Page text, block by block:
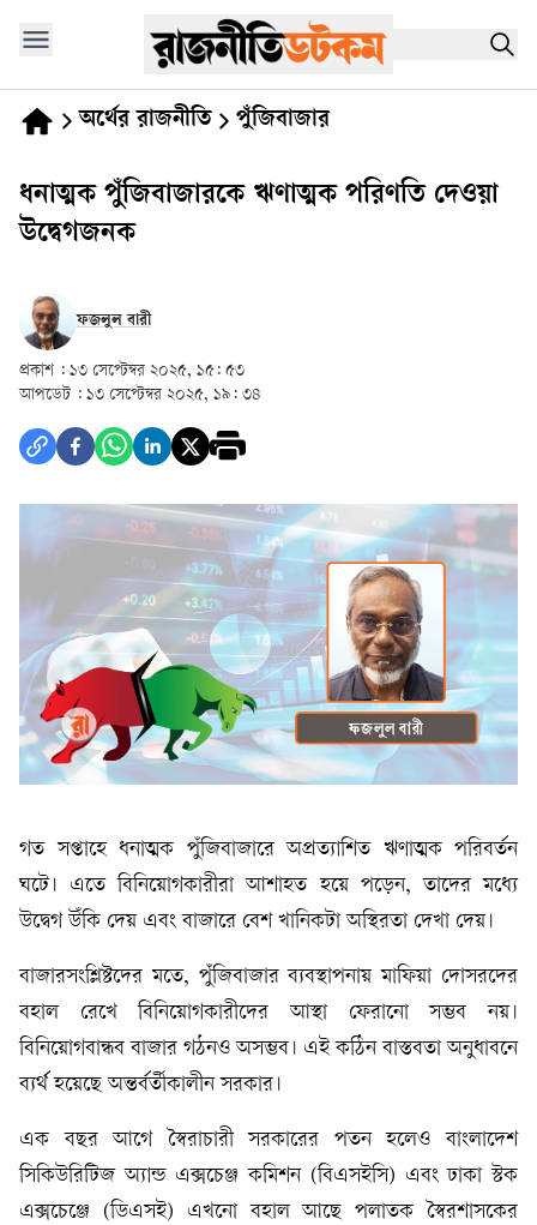
অর্থের রাজনীতি পুঁজিবাজার
ধনাত্মক পুঁজিবাজারকে ঋণাত্মক পরিণতি দেওয়া
উদ্বেগজনক
ফজলুল বারী
প্রকাশ : ১৩ সেপ্টেম্বর ২০২৫, ১৫: ৫৩
আপডেট : ১৩ সেপ্টেম্বর ২০২৫, ১৯: ৩৪
গত সপ্তাহে ধনাত্মক পুঁজিবাজারে অপ্রত্যাশিত ঋণাত্মক পরিবর্তন
ঘটে। এতে বিনিয়োগকারীরা আশাহত হয়ে পড়েন, তাদের মধ্যে
উদ্বেগ উঁকি দেয় এবং বাজারে বেশ খানিকটা অস্থিরতা দেখা দেয়।
বাজারসংশ্লিষ্টদের মতে, পুঁজিবাজার ব্যবস্থাপনায় মাফিয়া দোসরদের
বহাল রেখে বিনিয়োগকারীদের আস্থা ফেরানো সম্ভব নয়।
বিনিয়োগবান্ধব বাজার গঠনও অসম্ভব। এই কঠিন বাস্তবতা অনুধাবনে
ব্যর্থ হয়েছে অন্তর্বর্তীকালীন সরকার।
এক বছর আগে স্বৈরাচারী সরকারের পতন হলেও বাংলাদেশ
সিকিউরিটিজ অ্যান্ড এক্সচেঞ্জ কমিশন (বিএসইসি) এবং ঢাকা স্টক
এক্সচেঞ্জে (ডিএসই) এখনো বহাল আছে পলাতক স্বৈরশাসকের